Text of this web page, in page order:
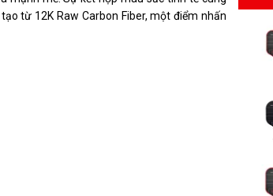
từ 12K Raw Carbon Fiber, một điểm nhấn